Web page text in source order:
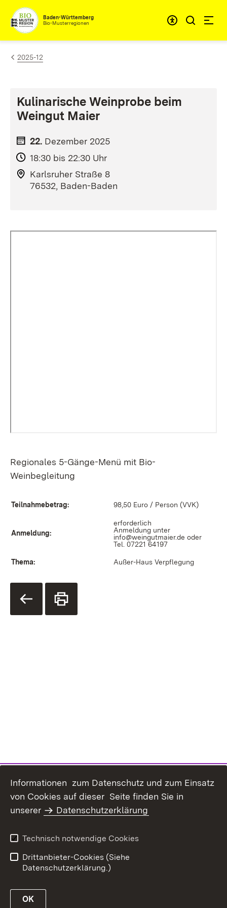
Zum Inhalt springen
Baden-Württemberg
Bio-Musterregionen
2025-12
Kulinarische Weinprobe beim
Weingut Maier
22. Dezember 2025
18:30 bis 22:30 Uhr
Karlsruher Straße 8
76532, Baden-Baden
Regionales 5-Gänge-Menü mit Bio-
Weinbegleitung
Teilnahmebetrag: 98,50 Euro / Person (VVK)
Anmeldung:
erforderlich
Anmeldung unter
info@weingutmaier.de oder
Tel. 07221 64197
Thema: Außer-Haus Verpflegung
Informationen zum Datenschutz und zum Einsatz
von Cookies auf dieser Seite finden Sie in
unserer
Datenschutzerklärung
Technisch notwendige Cookies
Drittanbieter-Cookies (Siehe
Datenschutzerklärung.)
OK